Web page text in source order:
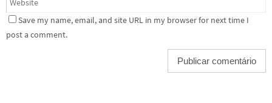
Save my name, email, and site URL in my browser for next time I
post a comment.